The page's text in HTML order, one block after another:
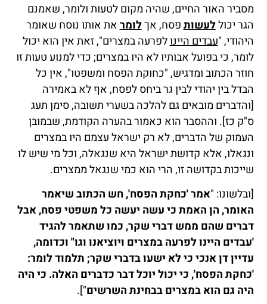
מסביר האור החיים, שהיה מקום לטעות ולומר, שאמנם
הגר יכוללעשותפסח, אךלומראת אותו נוסח שאומר
היהודי, "עבדים היינולפרעה במצרים", זאת אין הוא יכול
לומר, כי בפועל אבותיו לא היו במצרים; כדי למנוע טעות זו
חוזר הכתוב ומדגיש, "כחוקת הפסח ומשפטו", אין כל
הבדל בין יהודי לבין גר ביחס לפסח, אף לא באמירה
[והדברים מובאים גם להלכה בשערי תשובה, סימן תעג
ס"ק כז]. וההסבר הוא כאמור בהערה הקודמת, שבמובן
העמוק של הדברים, לא רק ישראל עצמם היו במצרים
ונגאלו, אלא קדושת ישראל היא שנגאלה, וכל מי שיש לו
שייכות בקדושה זו, הרי הוא כמי שנגאל ממצרים.
[ובלשונו: "אמר 'כחקת הפסח', חש הכתוב שיאמר
האומר, הן האמת כי עשה יעשה כל משפטי פסח, אבל
דברים שהם ממש דברי שקר, כמו שתאמר להגיד
'עבדים היינו לפרעה במצרים ויוציאנו וגו" וכדומה,
עדיין דן אנכי כי לא ישעו בדברי שקר; תלמוד לומר:
'כחקת הפסח', כי יכול יוכל דבר כדברים האלה. כי היה
היה גם הוא במצרים בבחינת השרשים"].